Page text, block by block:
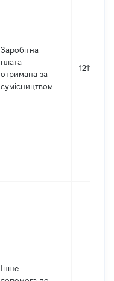
Заробітна
плата
отримана за
сумісництвом
12113
Інше